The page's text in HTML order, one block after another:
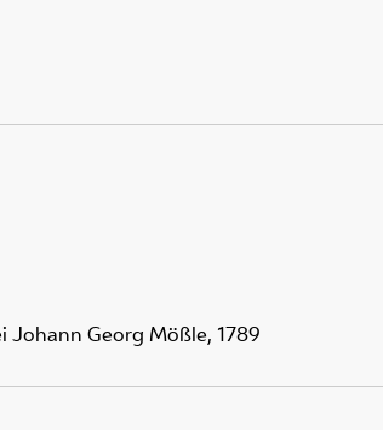
Johann Georg Mößle, 1789